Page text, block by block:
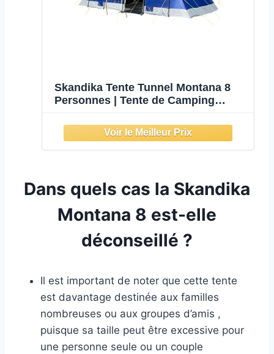
Skandika Tente Tunnel Montana 8
Personnes | Tente de Camping
avec/sans Technologie Sleeper, 3-4
cabines de Couchage, Colonne
d'eau 5000 mm (Bleu | Basic)
Dans quels cas la Skandika
Montana 8 est-elle
déconseillé ?
Il est important de noter que cette tente
est davantage destinée aux familles
nombreuses ou aux groupes d’amis ,
puisque sa taille peut être excessive pour
une personne seule ou un couple